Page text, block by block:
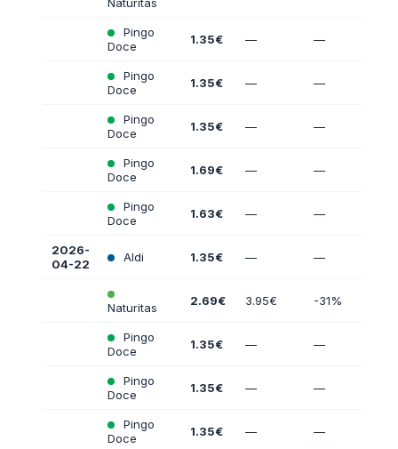
Pingo
Doce
1.35€ — —
Pingo
Doce
1.35€ — —
Pingo
Doce
1.35€ — —
Pingo
Doce
1.69€ — —
Pingo
Doce
1.63€ — —
2026-
04-22
Aldi 1.35€ — —
Naturitas 2.69€ 3.95€ -31%
Pingo
Doce
1.35€ — —
Pingo
Doce
1.35€ — —
Pingo
Doce
1.35€ — —